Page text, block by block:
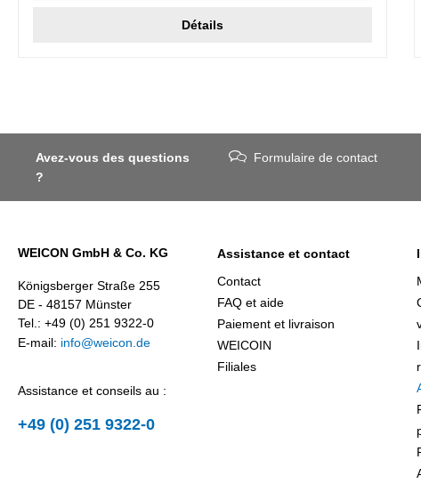
Détails
Avez-vous des questions
?
Formulaire de contact
WEICON GmbH & Co. KG
Königsberger Straße 255
DE - 48157 Münster
Tel.: +49 (0) 251 9322-0
E-mail: info@weicon.de
Assistance et conseils au :
+49 (0) 251 9322-0
Assistance et contact
Contact
FAQ et aide
Paiement et livraison
WEICOIN
Filiales